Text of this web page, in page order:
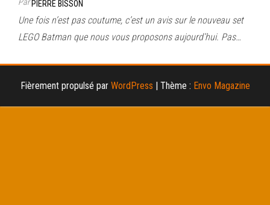
ParPIERRE BISSON
Une fois n’est pas coutume, c’est un avis sur le nouveau set
LEGO Batman que nous vous proposons aujourd’hui. Pas…
Fièrement propulsé par WordPress Thème : Envo Magazine